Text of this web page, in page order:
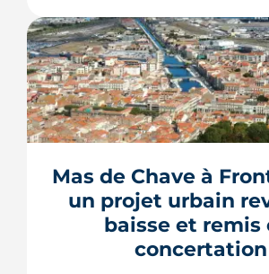
Construire une piscine sur
terrain n'a rien d'un droit
les règles du PLU et les
sécheresse, plusieurs
peuvent bloquer le bassin,
remplissage.
LIRE L'ARTICLE
Mas de Chave à
un projet urbain
baisse et remis
concertation